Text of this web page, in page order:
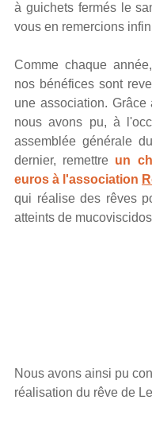
à guichets fermés le
vous en remercions
Comme chaque
nos bénéfices sont
une association. Grâce
nous avons pu, à
assemblée générale
dernier, remettre un
euros à l'association
qui réalise des rêves
atteints de
Nous avons ainsi pu
réalisation du rêve de